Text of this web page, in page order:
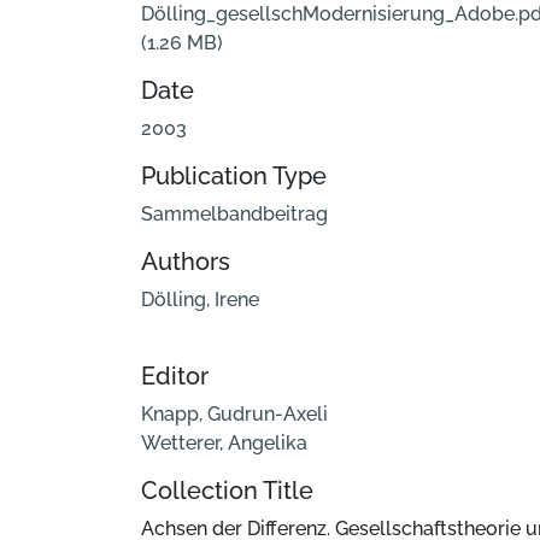
(1.26 MB)
Date
2003
Publication Type
Sammelbandbeitrag
Authors
Dölling, Irene
Editor
Knapp, Gudrun-Axeli
Wetterer, Angelika
Collection Title
Achsen der Differenz. Gesellschaftstheorie